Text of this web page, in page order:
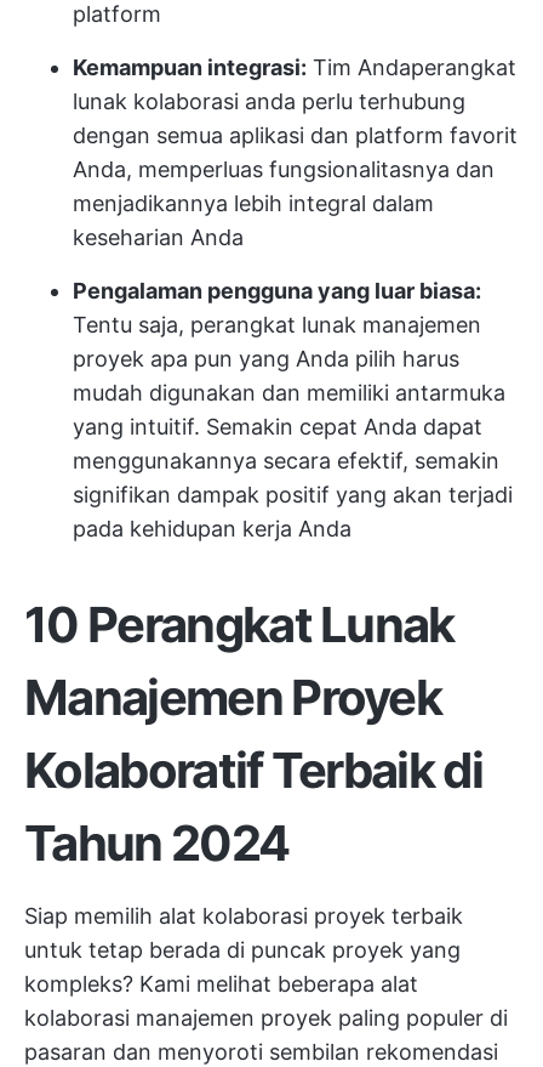
platform
Kemampuan integrasi: Tim Andaperangkat
lunak kolaborasi anda perlu terhubung
dengan semua aplikasi dan platform favorit
Anda, memperluas fungsionalitasnya dan
menjadikannya lebih integral dalam
keseharian Anda
Pengalaman pengguna yang luar biasa:
Tentu saja, perangkat lunak manajemen
proyek apa pun yang Anda pilih harus
mudah digunakan dan memiliki antarmuka
yang intuitif. Semakin cepat Anda dapat
menggunakannya secara efektif, semakin
signifikan dampak positif yang akan terjadi
pada kehidupan kerja Anda
10 Perangkat Lunak
Manajemen Proyek
Kolaboratif Terbaik di
Tahun 2024
Siap memilih alat kolaborasi proyek terbaik
untuk tetap berada di puncak proyek yang
kompleks? Kami melihat beberapa alat
kolaborasi manajemen proyek paling populer di
pasaran dan menyoroti sembilan rekomendasi